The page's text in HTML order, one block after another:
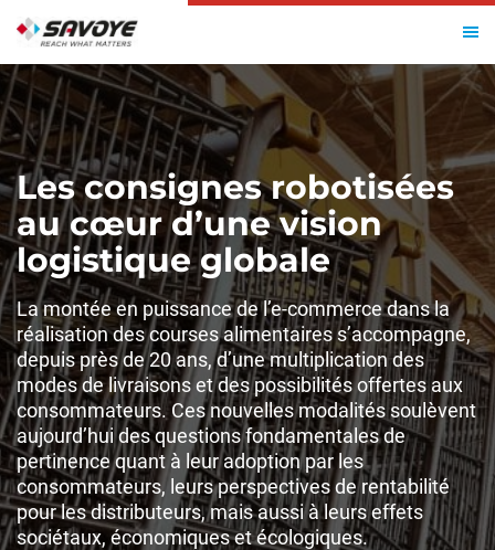
Les consignes robotisées
au cœur d’une vision
logistique globale
La montée en puissance de l’e-commerce dans la
réalisation des courses alimentaires s’accompagne,
depuis près de 20 ans, d’une multiplication des
modes de livraisons et des possibilités offertes aux
consommateurs. Ces nouvelles modalités soulèvent
aujourd’hui des questions fondamentales de
pertinence quant à leur adoption par les
consommateurs, leurs perspectives de rentabilité
pour les distributeurs, mais aussi à leurs effets
sociétaux, économiques et écologiques.